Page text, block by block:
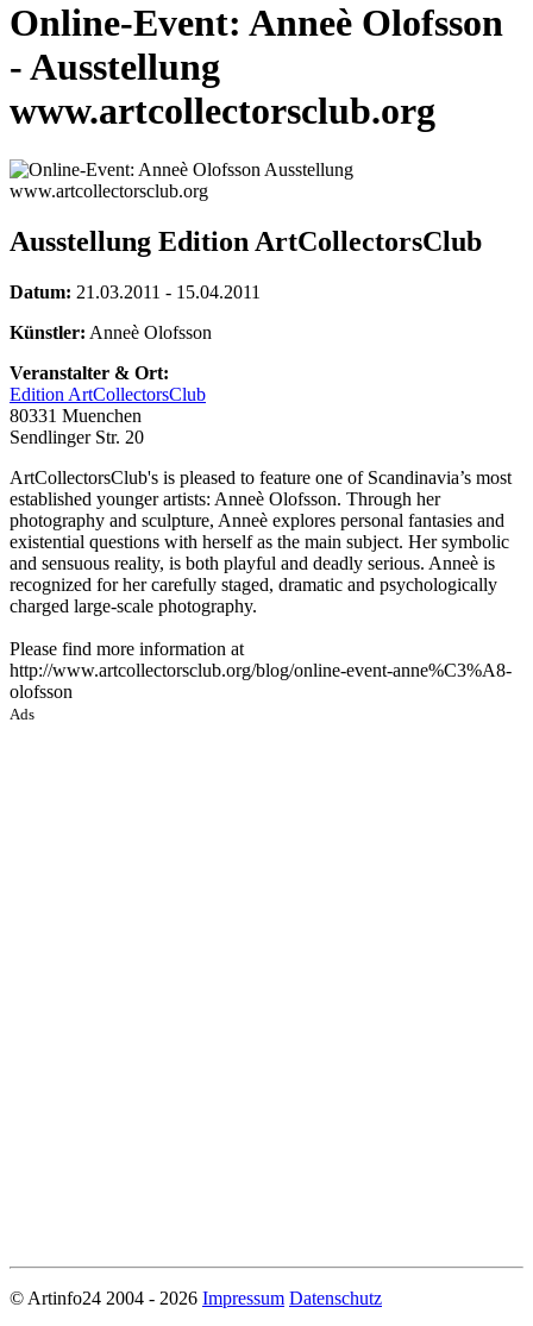
Online-Event: Anneè Olofsson
- Ausstellung
www.artcollectorsclub.org
Ausstellung Edition ArtCollectorsClub
Datum: 21.03.2011 - 15.04.2011
Künstler: Anneè Olofsson
Veranstalter & Ort:
Edition ArtCollectorsClub
80331 Muenchen
Sendlinger Str. 20
ArtCollectorsClub's is pleased to feature one of Scandinavia’s most
established younger artists: Anneè Olofsson. Through her
photography and sculpture, Anneè explores personal fantasies and
existential questions with herself as the main subject. Her symbolic
and sensuous reality, is both playful and deadly serious. Anneè is
recognized for her carefully staged, dramatic and psychologically
charged large-scale photography.
Please find more information at
http://www.artcollectorsclub.org/blog/online-event-anne%C3%A8-
olofsson
Ads
© Artinfo24 2004 - 2026 Impressum Datenschutz